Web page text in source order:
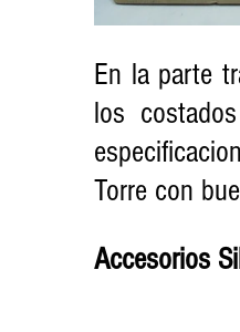
En la parte
los
Torre con
Accesorios